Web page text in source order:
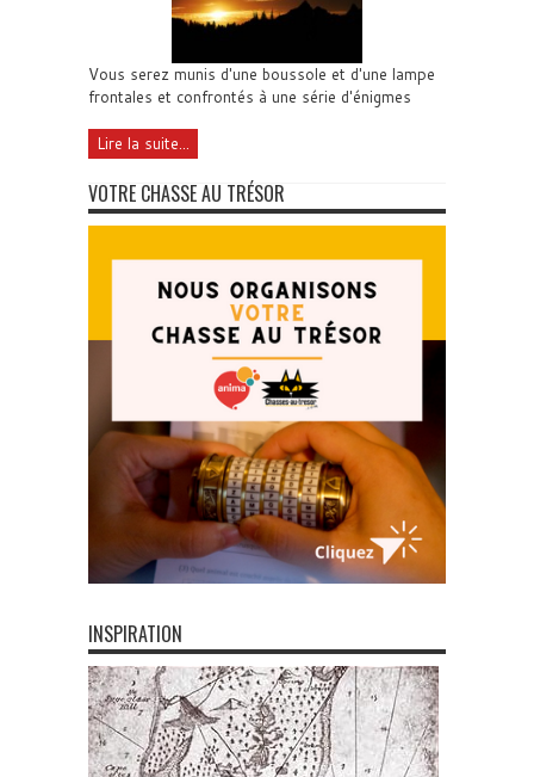
Vous serez munis d'une boussole et d'une lampe
frontales et confrontés à une série d'énigmes
Lire la suite...
VOTRE CHASSE AU TRÉSOR
INSPIRATION